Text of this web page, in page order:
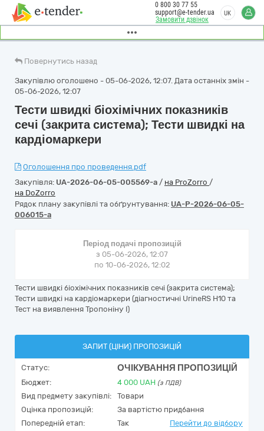
Замовити дзвінок
0 800 30 77 55
support@e-tender.ua
UK
Повернутись назад
Закупівлю оголошено - 05-06-2026, 12:07. Дата останніх змін -
05-06-2026, 12:07
Тести швидкі біохімічних показників
сечі (закрита система); Тести швидкі на
кардіомаркери
Оголошення про проведення.pdf
Закупівля: UA-2026-06-05-005569-a / на ProZorro /
на DoZorro
Рядок плану закупівлі та обґрунтування: UA-P-2026-06-05-
006015-a
Період подачі пропозицій
з 05-06-2026, 12:07
по 10-06-2026, 12:02
Тести швидкі біохімічних показників сечі (закрита система);
Тести швидкі на кардіомаркери (діагностичні UrineRS H10 та
Тест на виявлення Тропоніну І)
ЗАПИТ (ЦІНИ) ПРОПОЗИЦІЙ
Статус: ОЧІКУВАННЯ ПРОПОЗИЦІЙ
Бюджет: 4 000 UAH (з ПДВ)
Вид предмету закупівлі:
Товари
Оцінка пропозицій:
За вартістю придбання
Попередній етап:
Так Перейти до відбору